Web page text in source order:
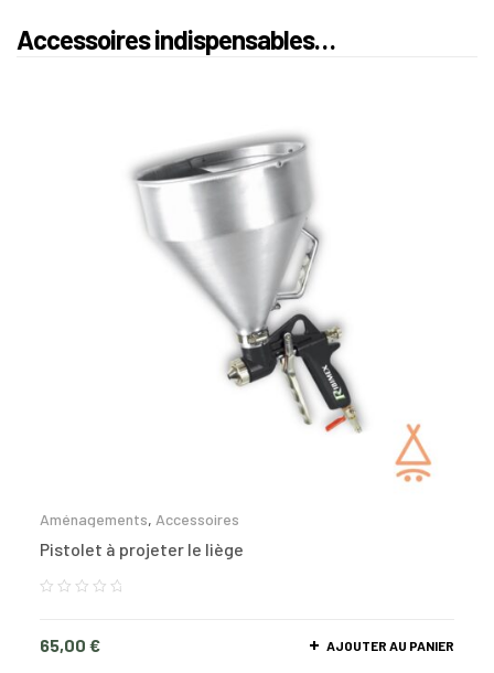
Accessoires indispensables…
Aménagements, Accessoires
Pistolet à projeter le liège
65,00 € AJOUTER AU PANIER